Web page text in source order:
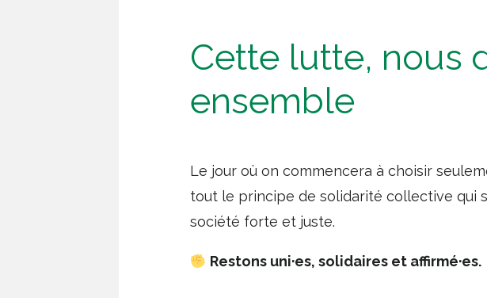
Cette lutte, nous
ensemble
Le jour où on commencera à choisir
tout le principe de solidarité collective qui
société forte et juste.
Restons uni·es, solidaires et affirmé·es.